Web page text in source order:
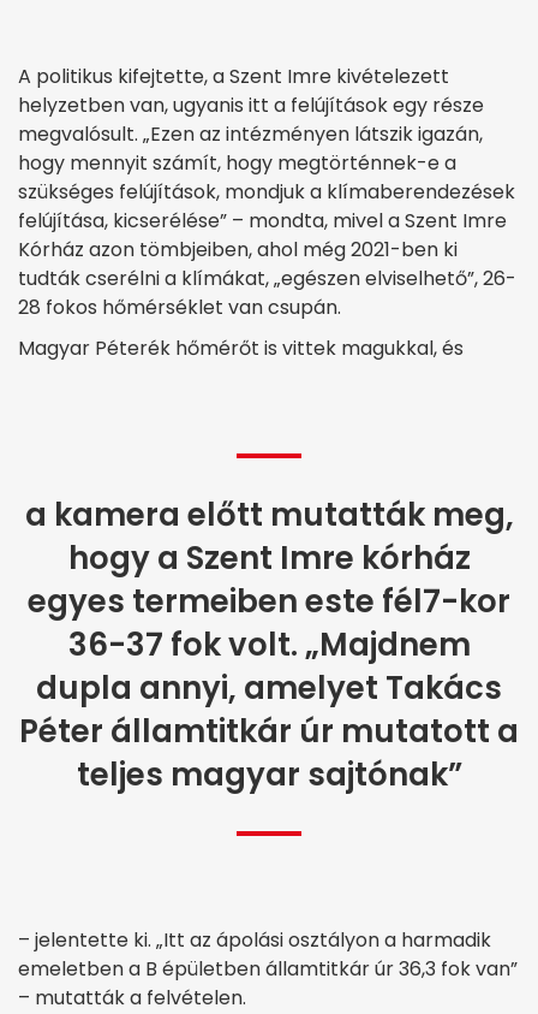
A politikus kifejtette, a Szent Imre kivételezett
helyzetben van, ugyanis itt a felújítások egy része
megvalósult. „Ezen az intézményen látszik igazán,
hogy mennyit számít, hogy megtörténnek-e a
szükséges felújítások, mondjuk a klímaberendezések
felújítása, kicserélése” – mondta, mivel a Szent Imre
Kórház azon tömbjeiben, ahol még 2021-ben ki
tudták cserélni a klímákat, „egészen elviselhető”, 26-
28 fokos hőmérséklet van csupán.
Magyar Péterék hőmérőt is vittek magukkal, és
a kamera előtt mutatták meg,
hogy a Szent Imre kórház
egyes termeiben este fél7-kor
36-37 fok volt. „Majdnem
dupla annyi, amelyet Takács
Péter államtitkár úr mutatott a
teljes magyar sajtónak”
– jelentette ki. „Itt az ápolási osztályon a harmadik
emeletben a B épületben államtitkár úr 36,3 fok van”
– mutatták a felvételen.